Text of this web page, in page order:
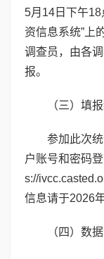
5月14日下午18
资信息系统”上
调查员，由各
报。
（三）填
参加此次
户账号和密码
s://
信息请于2026
（四）数